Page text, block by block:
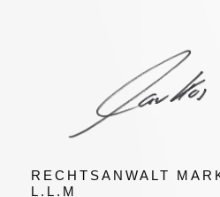
RECHTSANWALT
L.L.M